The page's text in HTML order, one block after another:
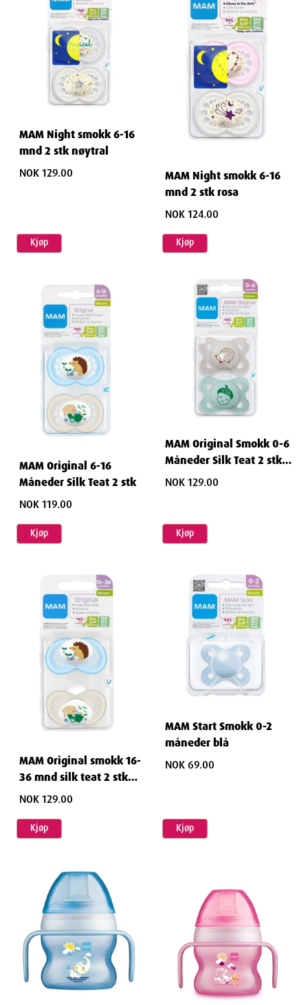
MAM Night smokk 6-16
mnd 2 stk nøytral
NOK 129.00
Kjøp
MAM Night smokk 6-16
mnd 2 stk rosa
NOK 124.00
Kjøp
MAM Original 6-16
Måneder Silk Teat 2 stk
NOK 119.00
Kjøp
MAM Original Smokk 0-6
Måneder Silk Teat 2 stk
nøytral
NOK 129.00
Kjøp
MAM Original smokk 16-
36 mnd silk teat 2 stk
blå
NOK 129.00
Kjøp
MAM Start Smokk 0-2
måneder blå
NOK 69.00
Kjøp